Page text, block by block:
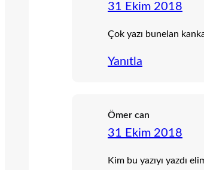
31 Ekim 2018
Çok yazı bunelan
Yanıtla
Ömer can
31 Ekim 2018
Kim bu yazıyı yazdı